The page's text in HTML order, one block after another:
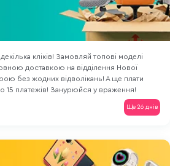
кліків! Замовляй топові моделі
доставкою на відділення Нової
без жодних відволікань! А ще плати
15 платежів! Занурюйся у враження!
Ще 26 днів